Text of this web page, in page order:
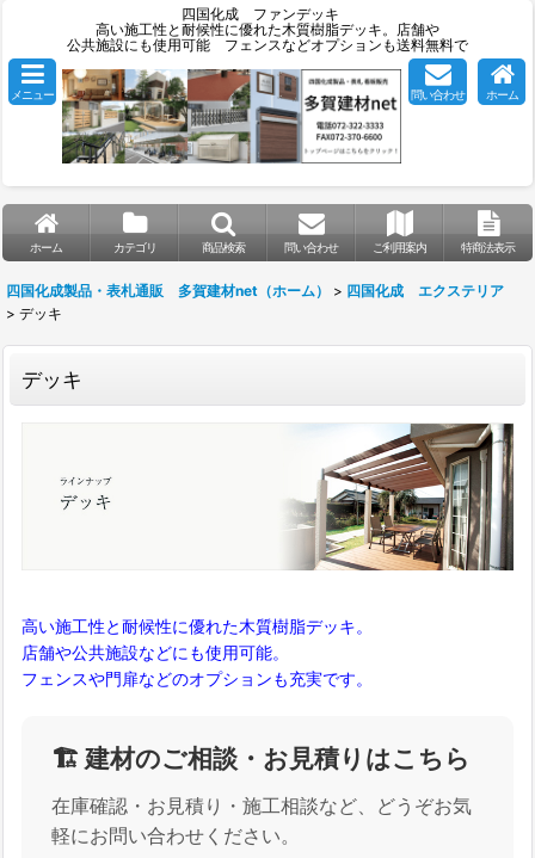
四国化成 ファンデッキ
高い施工性と耐候性に優れた木質樹脂デッキ。店舗や
公共施設にも使用可能 フェンスなどオプションも送料無料で
メニュー 問い合わせ ホーム
ホーム カテゴリ 商品検索 問い合わせ ご利用案内 特商法表示
四国化成製品・表札通販 多賀建材net（ホーム） > 四国化成 エクステリア
> デッキ
デッキ
高い施工性と耐候性に優れた木質樹脂デッキ。
店舗や公共施設などにも使用可能。
フェンスや門扉などのオプションも充実です。
🏗️ 建材のご相談・お見積りはこちら
在庫確認・お見積り・施工相談など、どうぞお気
軽にお問い合わせください。